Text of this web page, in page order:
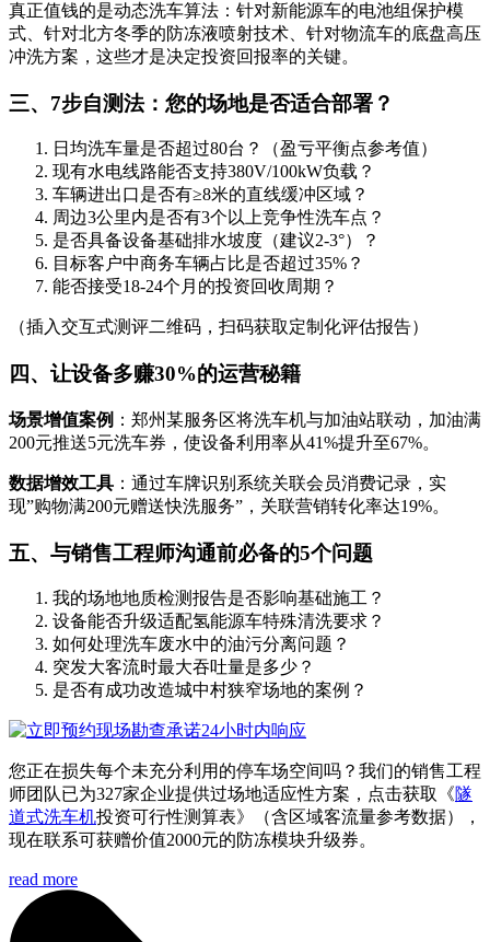
真正值钱的是动态洗车算法：针对新能源车的电池组保护模
式、针对北方冬季的防冻液喷射技术、针对物流车的底盘高压
冲洗方案，这些才是决定投资回报率的关键。
三、7步自测法：您的场地是否适合部署？
日均洗车量是否超过80台？（盈亏平衡点参考值）
现有水电线路能否支持380V/100kW负载？
车辆进出口是否有≥8米的直线缓冲区域？
周边3公里内是否有3个以上竞争性洗车点？
是否具备设备基础排水坡度（建议2-3°）？
目标客户中商务车辆占比是否超过35%？
能否接受18-24个月的投资回收周期？
（插入交互式测评二维码，扫码获取定制化评估报告）
四、让设备多赚30%的运营秘籍
场景增值案例 ：郑州某服务区将洗车机与加油站联动，加油满
200元推送5元洗车券，使设备利用率从41%提升至67%。
数据增效工具 ：通过车牌识别系统关联会员消费记录，实
现”购物满200元赠送快洗服务”，关联营销转化率达19%。
五、与销售工程师沟通前必备的5个问题
我的场地地质检测报告是否影响基础施工？
设备能否升级适配氢能源车特殊清洗要求？
如何处理洗车废水中的油污分离问题？
突发大客流时最大吞吐量是多少？
是否有成功改造城中村狭窄场地的案例？
您正在损失每个未充分利用的停车场空间吗？我们的销售工程
师团队已为327家企业提供过场地适应性方案，点击获取《隧
道式洗车机投资可行性测算表》（含区域客流量参考数据），
现在联系可获赠价值2000元的防冻模块升级券。
read more